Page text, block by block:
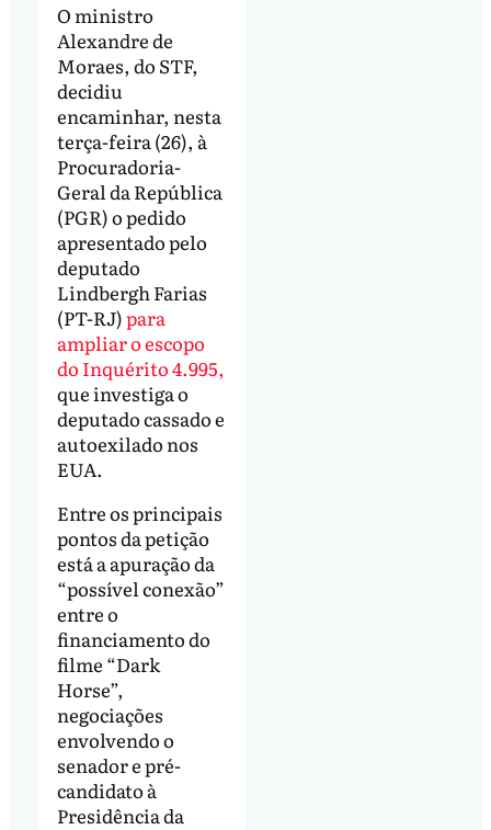
O ministro
Alexandre de
Moraes, do STF,
decidiu
encaminhar, nesta
terça-feira (26), à
Procuradoria-
Geral da República
(PGR) o pedido
apresentado pelo
deputado
Lindbergh Farias
(PT-RJ)para
ampliar o escopo
do Inquérito 4.995,
que investiga o
deputado cassado e
autoexilado nos
EUA.
Entre os principais
pontos da petição
está a apuração da
“possível conexão”
entre o
financiamento do
filme “Dark
Horse”,
negociações
envolvendo o
senador e pré-
candidato à
Presidência da